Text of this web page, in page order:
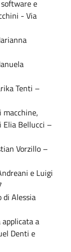
e
- Via
Tenti –
macchine,
Bellucci –
Vorzillo –
e Luigi
di Alessia
a
Denti e